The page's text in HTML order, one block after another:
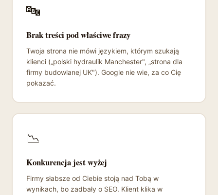
🔤
Brak treści pod właściwe frazy
Twoja strona nie mówi językiem, którym szukają
klienci („polski hydraulik Manchester", „strona dla
firmy budowlanej UK"). Google nie wie, za co Cię
pokazać.
📉
Konkurencja jest wyżej
Firmy słabsze od Ciebie stoją nad Tobą w
wynikach, bo zadbały o SEO. Klient klika w